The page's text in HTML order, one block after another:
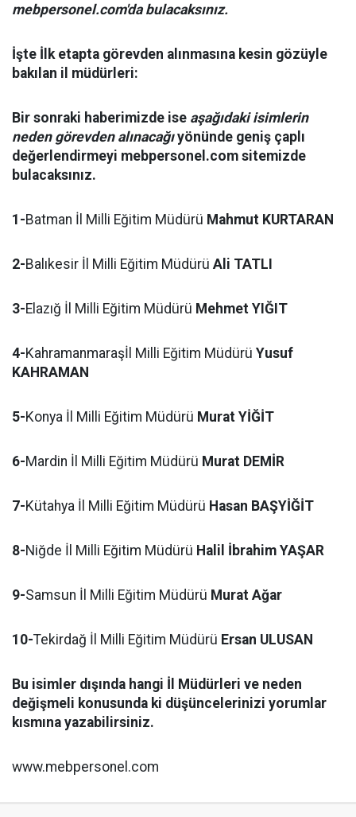
mebpersonel.com'da bulacaksınız.
İşte İlk etapta görevden alınmasına kesin gözüyle
bakılan il müdürleri:
Bir sonraki haberimizde ise aşağıdaki isimlerin
neden görevden alınacağıyönünde geniş çaplı
değerlendirmeyi mebpersonel.com sitemizde
bulacaksınız.
1-Batman İl Milli Eğitim Müdürü Mahmut KURTARAN
2-Balıkesir İl Milli Eğitim Müdürü Ali TATLI
3-Elazığ İl Milli Eğitim Müdürü Mehmet YIĞIT
4-Kahramanmaraşİl Milli Eğitim Müdürü Yusuf
KAHRAMAN
5-Konya İl Milli Eğitim Müdürü Murat YİĞİT
6-Mardin İl Milli Eğitim Müdürü Murat DEMİR
7-Kütahya İl Milli Eğitim Müdürü Hasan BAŞYİĞİT
8-Niğde İl Milli Eğitim Müdürü Halil İbrahim YAŞAR
9-Samsun İl Milli Eğitim Müdürü Murat Ağar
10-Tekirdağ İl Milli Eğitim Müdürü Ersan ULUSAN
Bu isimler dışında hangi İl Müdürleri ve neden
değişmeli konusunda ki düşüncelerinizi yorumlar
kısmına yazabilirsiniz.
www.mebpersonel.com